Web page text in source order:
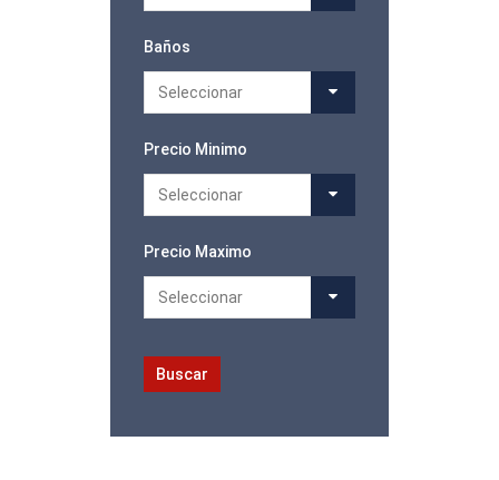
Baños
Seleccionar
Precio Minimo
Seleccionar
Precio Maximo
Seleccionar